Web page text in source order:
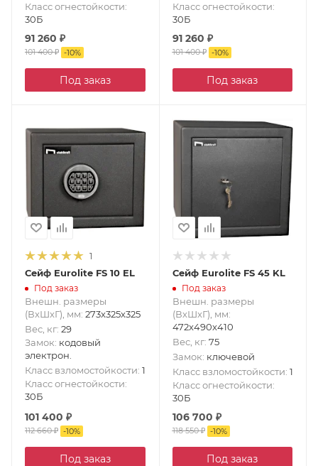
Класс огнестойкости:
30Б
91 260 ₽
101 400₽ -10%
Под заказ
Класс огнестойкости:
30Б
91 260 ₽
101 400₽ -10%
Под заказ
1
Сейф Eurolite FS 10 EL
Под заказ
Внешн. размеры
(ВxШxГ), мм: 273x325x325
Вес, кг: 29
Замок: кодовый
электрон.
Класс взломостойкости: 1
Класс огнестойкости:
30Б
101 400 ₽
112 660₽ -10%
Под заказ
Сейф Eurolite FS 45 KL
Под заказ
Внешн. размеры
(ВxШxГ), мм:
472x490x410
Вес, кг: 75
Замок: ключевой
Класс взломостойкости: 1
Класс огнестойкости:
30Б
106 700 ₽
118 550₽ -10%
Под заказ